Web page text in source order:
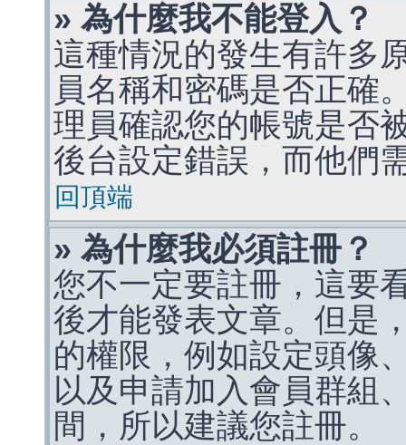
» 為什麼我不能登入？
這種情況的發生有許多
員名稱和密碼是否正確
理員確認您的帳號是否
後台設定錯誤，而他們
回頂端
» 為什麼我必須註冊？
您不一定要註冊，這要
後才能發表文章。但是
的權限，例如設定頭像
以及申請加入會員群組
間，所以建議您註冊。